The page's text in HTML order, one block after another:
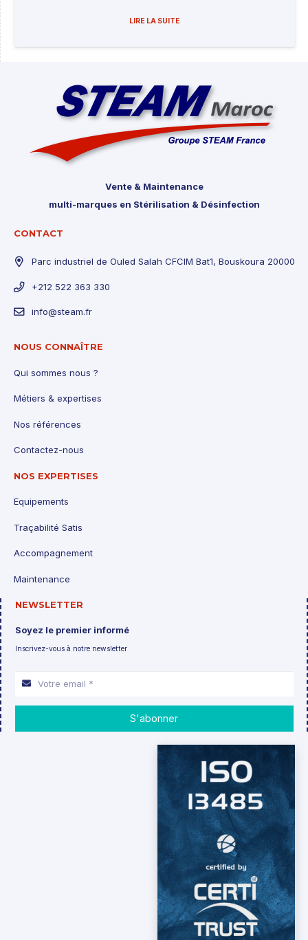
LIRE LA SUITE
Vente & Maintenance
multi-marques en Stérilisation & Désinfection
CONTACT
Parc industriel de Ouled Salah CFCIM Bat1, Bouskoura 20000
+212 522 363 330
info@steam.fr
NOUS CONNAÎTRE
Qui sommes nous ?
Métiers & expertises
Nos références
Contactez-nous
NOS EXPERTISES
Equipements
Traçabilité Satis
Accompagnement
Maintenance
NEWSLETTER
Soyez le premier informé
Inscrivez-vous à notre newsletter
S'abonner